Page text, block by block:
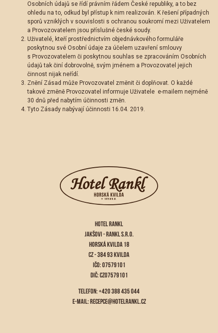
Osobních údajů se řídí právním řádem České republiky, a to bez
ohledu na to, odkud byl přístup k nim realizován. K řešení případných
sporů vzniklých v souvislosti s ochranou soukromí mezi Uživatelem
a Provozovatelem jsou příslušné české soudy.
Uživatelé, kteří prostřednictvím objednávkového formuláře
poskytnou své Osobní údaje za účelem uzavření smlouvy
s Provozovatelem či poskytnou souhlas se zpracováním Osobních
údajů tak činí dobrovolně, svým jménem a Provozovatel jejich
činnost nijak neřídí.
Znění Zásad může Provozovatel změnit či doplňovat. O každé
takové změně Provozovatel informuje Uživatele e-mailem nejméně
30 dnů před nabytím účinnosti změn.
Tyto Zásady nabývají účinnosti 16.04. 2019.
HOTEL RANKL
JAKŠOVI - RANKL S.R.O.
HORSKÁ KVILDA 18
CZ - 384 93 KVILDA
IČO: 07579101
DIČ: CZ07579101
TELEFON: +420 388 435 044
E-MAIL:RECEPCE@HOTELRANKL.CZ